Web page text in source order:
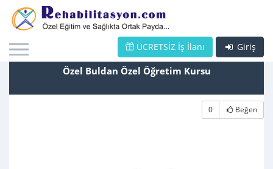
Giriş
ÜCRETSİZ İş İlanı
Özel Buldan Özel Öğretim Kursu
0 Beğen